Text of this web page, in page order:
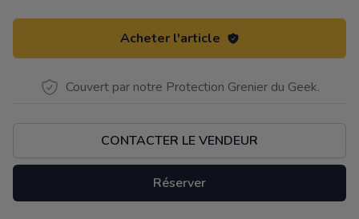
Acheter l'article
Couvert par notre Protection Grenier du Geek.
CONTACTER LE VENDEUR
Réserver